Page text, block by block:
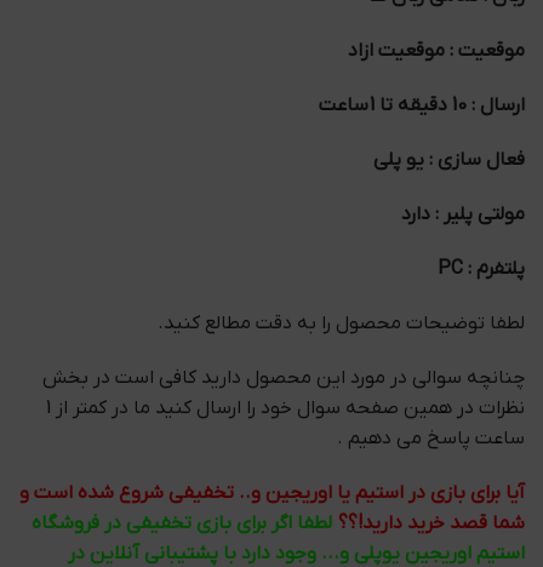
موقعیت : موقعیت ازاد
ارسال : 10 دقیقه تا 1 ساعت
فعال سازی : یو پلی
مولتی پلیر : دارد
پلتفرم : PC
لطفا توضیحات محصول را به دقت مطالع کنید.
چنانچه سوالی در مورد این محصول دارید کافی است در بخش
نظرات در همین صفحه سوال خود را ارسال کنید ما در کمتر از 1
ساعت پاسخ می دهیم .
آیا برای بازی در استیم یا اوریجین و.. تخفیفی شروع شده است و
شما قصد خرید دارید!؟؟ لطفا اگر برای بازی تخفیفی در فروشگاه
استیم اوریجین یوپلی و... وجود دارد با پشتیبانی آنلاین در